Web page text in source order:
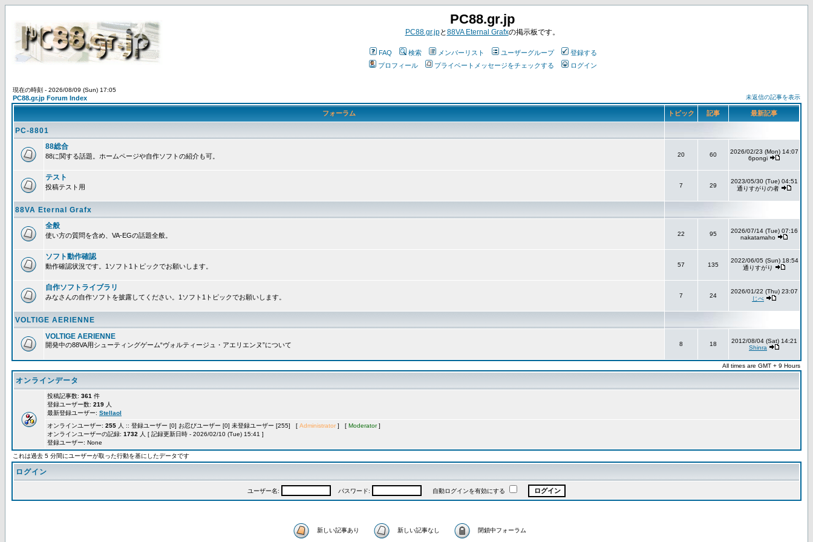
PC88.gr.jp
PC88.gr.jpと88VA Eternal Grafxの掲示板です。
FAQ 検索 メンバーリスト ユーザーグループ
登録する
プロフィール
プライベートメッセージをチェックする ログイン
現在の時刻 - 2026/08/09 (Sun) 17:05
PC88.gr.jp Forum Index 未返信の記事を表示
フォーラム トピック 記事 最新記事
PC-8801
88総合
88に関する話題。ホームページや自作ソフトの紹介も可。 20 60
2026/02/23 (Mon) 14:07
6pongi
テスト
投稿テスト用 7 29
2023/05/30 (Tue) 04:51
通りすがりの者
88VA Eternal Grafx
全般
使い方の質問を含め、VA-EGの話題全般。 22 95
2026/07/14 (Tue) 07:16
nakatamaho
ソフト動作確認
動作確認状況です。1ソフト1トピックでお願いします。 57 135
2022/06/05 (Sun) 18:54
通りすがり
自作ソフトライブラリ
みなさんの自作ソフトを披露してください。1ソフト1トピックでお願いします。 7 24
2026/01/22 (Thu) 23:07
じべ
VOLTIGE AERIENNE
VOLTIGE AERIENNE
開発中の88VA用シューティングゲーム“ヴォルティージュ・アエリエンヌ”について 8 18
2012/08/04 (Sat) 14:21
Shinra
All times are GMT + 9 Hours
オンラインデータ
投稿記事数: 361 件
登録ユーザー数: 219 人
最新登録ユーザー: Stellaol
オンラインユーザー: 255 人 :: 登録ユーザー [0] お忍びユーザー [0] 未登録ユーザー [255] [ Administrator ] [ Moderator]
オンラインユーザーの記録: 1732 人 [ 記録更新日時 - 2026/02/10 (Tue) 15:41 ]
登録ユーザー: None
これは過去 5 分間にユーザーが取った行動を基にしたデータです
ログイン
ユーザー名: パスワード: 自動ログインを有効にする
新しい記事あり 新しい記事なし 閉鎖中フォーラム